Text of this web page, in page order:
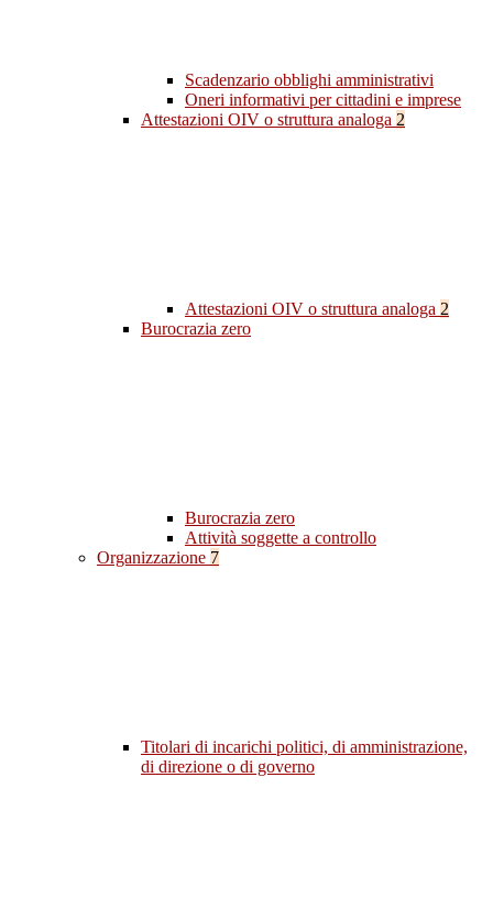
Scadenzario obblighi amministrativi
Oneri informativi per cittadini e imprese
Attestazioni OIV o struttura analoga 2
Attestazioni OIV o struttura analoga 2
Burocrazia zero
Burocrazia zero
Attività soggette a controllo
Organizzazione 7
Titolari di incarichi politici, di amministrazione,
di direzione o di governo